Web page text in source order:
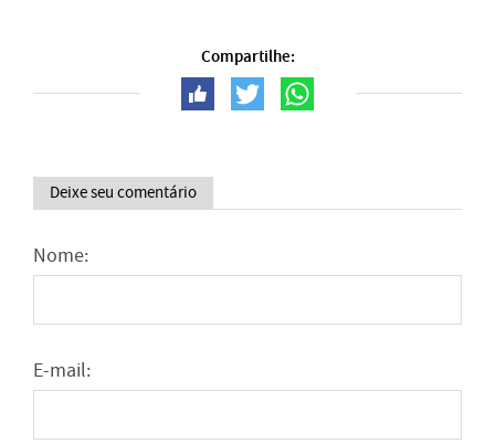
Compartilhe:
Deixe seu comentário
Nome:
E-mail: